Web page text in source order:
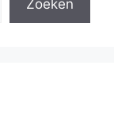
Zoeken